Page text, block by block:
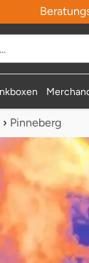
› Pinneberg